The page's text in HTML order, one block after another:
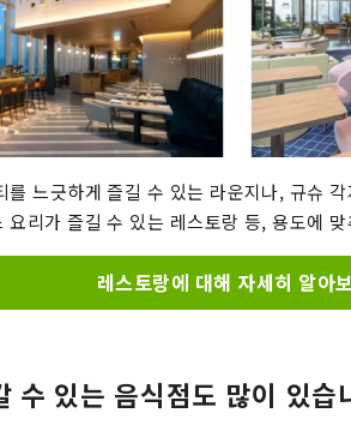
를 느긋하게 즐길 수 있는 라운지나, 규슈
요리가 즐길 수 있는 레스토랑 등, 용도에
레스토랑에 대해 자세히 알아
수 있는 음식점도 많이 있습